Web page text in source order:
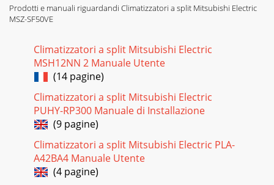
Prodotti e manuali riguardandi Climatizzatori a split Mitsubishi Electric
MSZ-SF50VE
Climatizzatori a split Mitsubishi Electric
MSH12NN 2 Manuale Utente
(14 pagine)
Climatizzatori a split Mitsubishi Electric
PUHY-RP300 Manuale di Installazione
(9 pagine)
Climatizzatori a split Mitsubishi Electric PLA-
A42BA4 Manuale Utente
(4 pagine)